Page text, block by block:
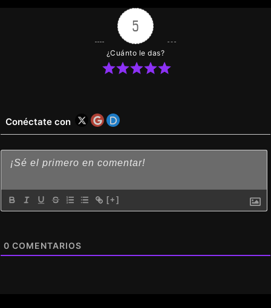
5
¿Cuánto le das?
Conéctate con
[+]
0 COMENTARIOS